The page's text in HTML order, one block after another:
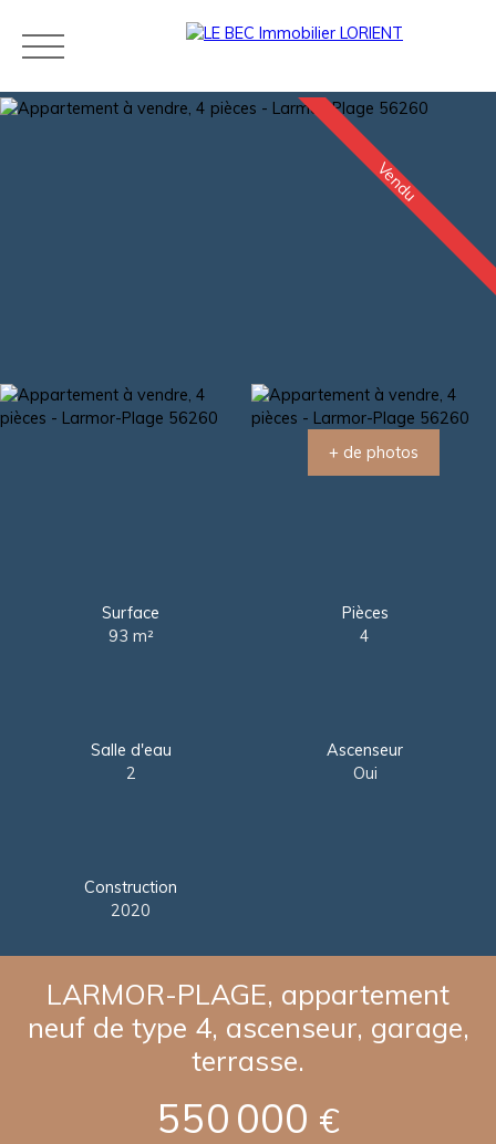
Contact Estimation
Vendu
+ de photos
Surface
93 m²
Pièces
4
Salle d'eau
2
Ascenseur
Oui
Construction
2020
LARMOR-PLAGE, appartement
neuf de type 4, ascenseur, garage,
terrasse.
550 000 €